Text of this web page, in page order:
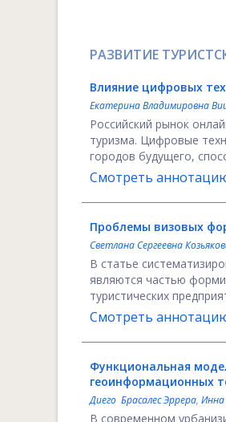
РАЗВИТИЕ
Влияние цифровых
Екатерина Владимировна
Российский рынок
туризма. Цифровые
городов будущего,
Смотреть
Проблемы визовых
Светлана Сергеевна
В статье
являются частью
туристических
Смотреть
Функциональная
геоинформационных
Диего Брасалес Эррера, Инна
В современном